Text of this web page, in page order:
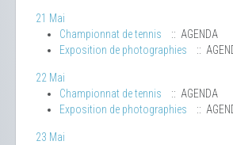
21 Mai
Championnat de tennis
:: AGENDA
Exposition de photographies
::
22 Mai
Championnat de tennis
:: AGENDA
Exposition de photographies
::
23 Mai